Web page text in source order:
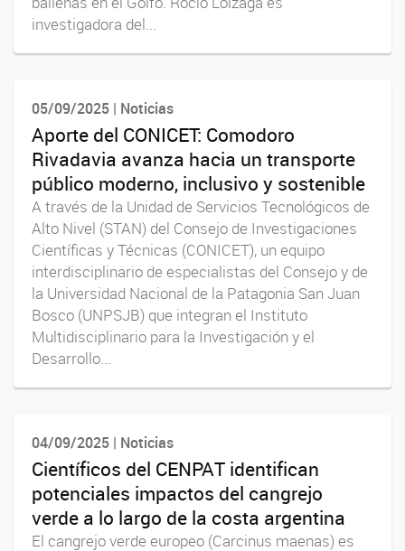
investigadora del...
05/09/2025 | Noticias
Aporte del CONICET: Comodoro
Rivadavia avanza hacia un transporte
público moderno, inclusivo y sostenible
A través de la Unidad de Servicios Tecnológicos de
Alto Nivel (STAN) del Consejo de Investigaciones
Científicas y Técnicas (CONICET), un equipo
interdisciplinario de especialistas del Consejo y de
la Universidad Nacional de la Patagonia San Juan
Bosco (UNPSJB) que integran el Instituto
Multidisciplinario para la Investigación y el
Desarrollo...
04/09/2025 | Noticias
Científicos del CENPAT identifican
potenciales impactos del cangrejo
verde a lo largo de la costa argentina
El cangrejo verde europeo (Carcinus maenas) es